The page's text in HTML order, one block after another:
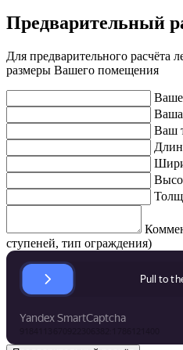
Предварительный
Для предварительного расчёта
размеры Вашего помещения
Ваш
ступеней, тип ограждения)